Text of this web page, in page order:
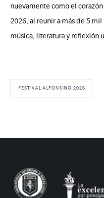
nuevamente como el
2026, al reunir a más de 5
música, literatura y reflexión
FESTIVAL ALFONSINO 2026